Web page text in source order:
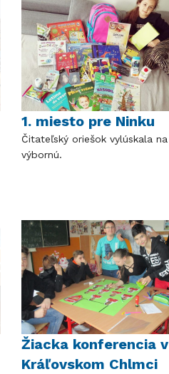
1. miesto pre Ninku
Čitateľský oriešok vylúskala na
výbornú.
Žiacka konferencia v
Kráľovskom Chlmci